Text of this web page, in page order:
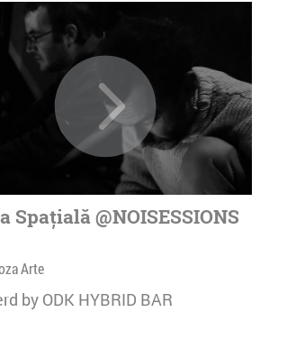
Spațială @NOISESSIONS
Arte
by ODK HYBRID BAR